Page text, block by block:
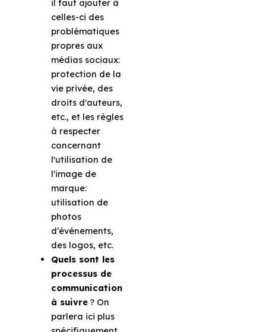
il faut ajouter à
celles-ci des
problématiques
propres aux
médias sociaux:
protection de la
vie privée, des
droits d'auteurs,
etc., et les règles
à respecter
concernant
l'utilisation de
l'image de
marque:
utilisation de
photos
d’événements,
des logos, etc.
Quels sont les
processus de
communication
à suivre ? On
parlera ici plus